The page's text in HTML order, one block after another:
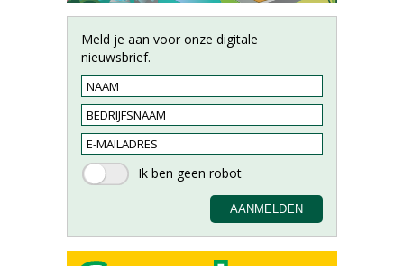
Meld je aan voor onze digitale
nieuwsbrief.